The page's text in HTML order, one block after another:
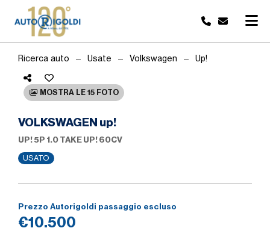
Ricerca auto Usate Volkswagen Up!
MOSTRA LE 15 FOTO
VOLKSWAGEN up!
UP! 5P 1.0 TAKE UP! 60CV
USATO
Prezzo Autorigoldi passaggio escluso
€10.500